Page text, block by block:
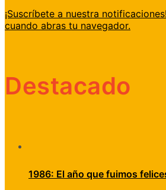
¡Suscríbete a nuestra
cuando abras tu navegador.
Destacado
1986: El año que fuimos